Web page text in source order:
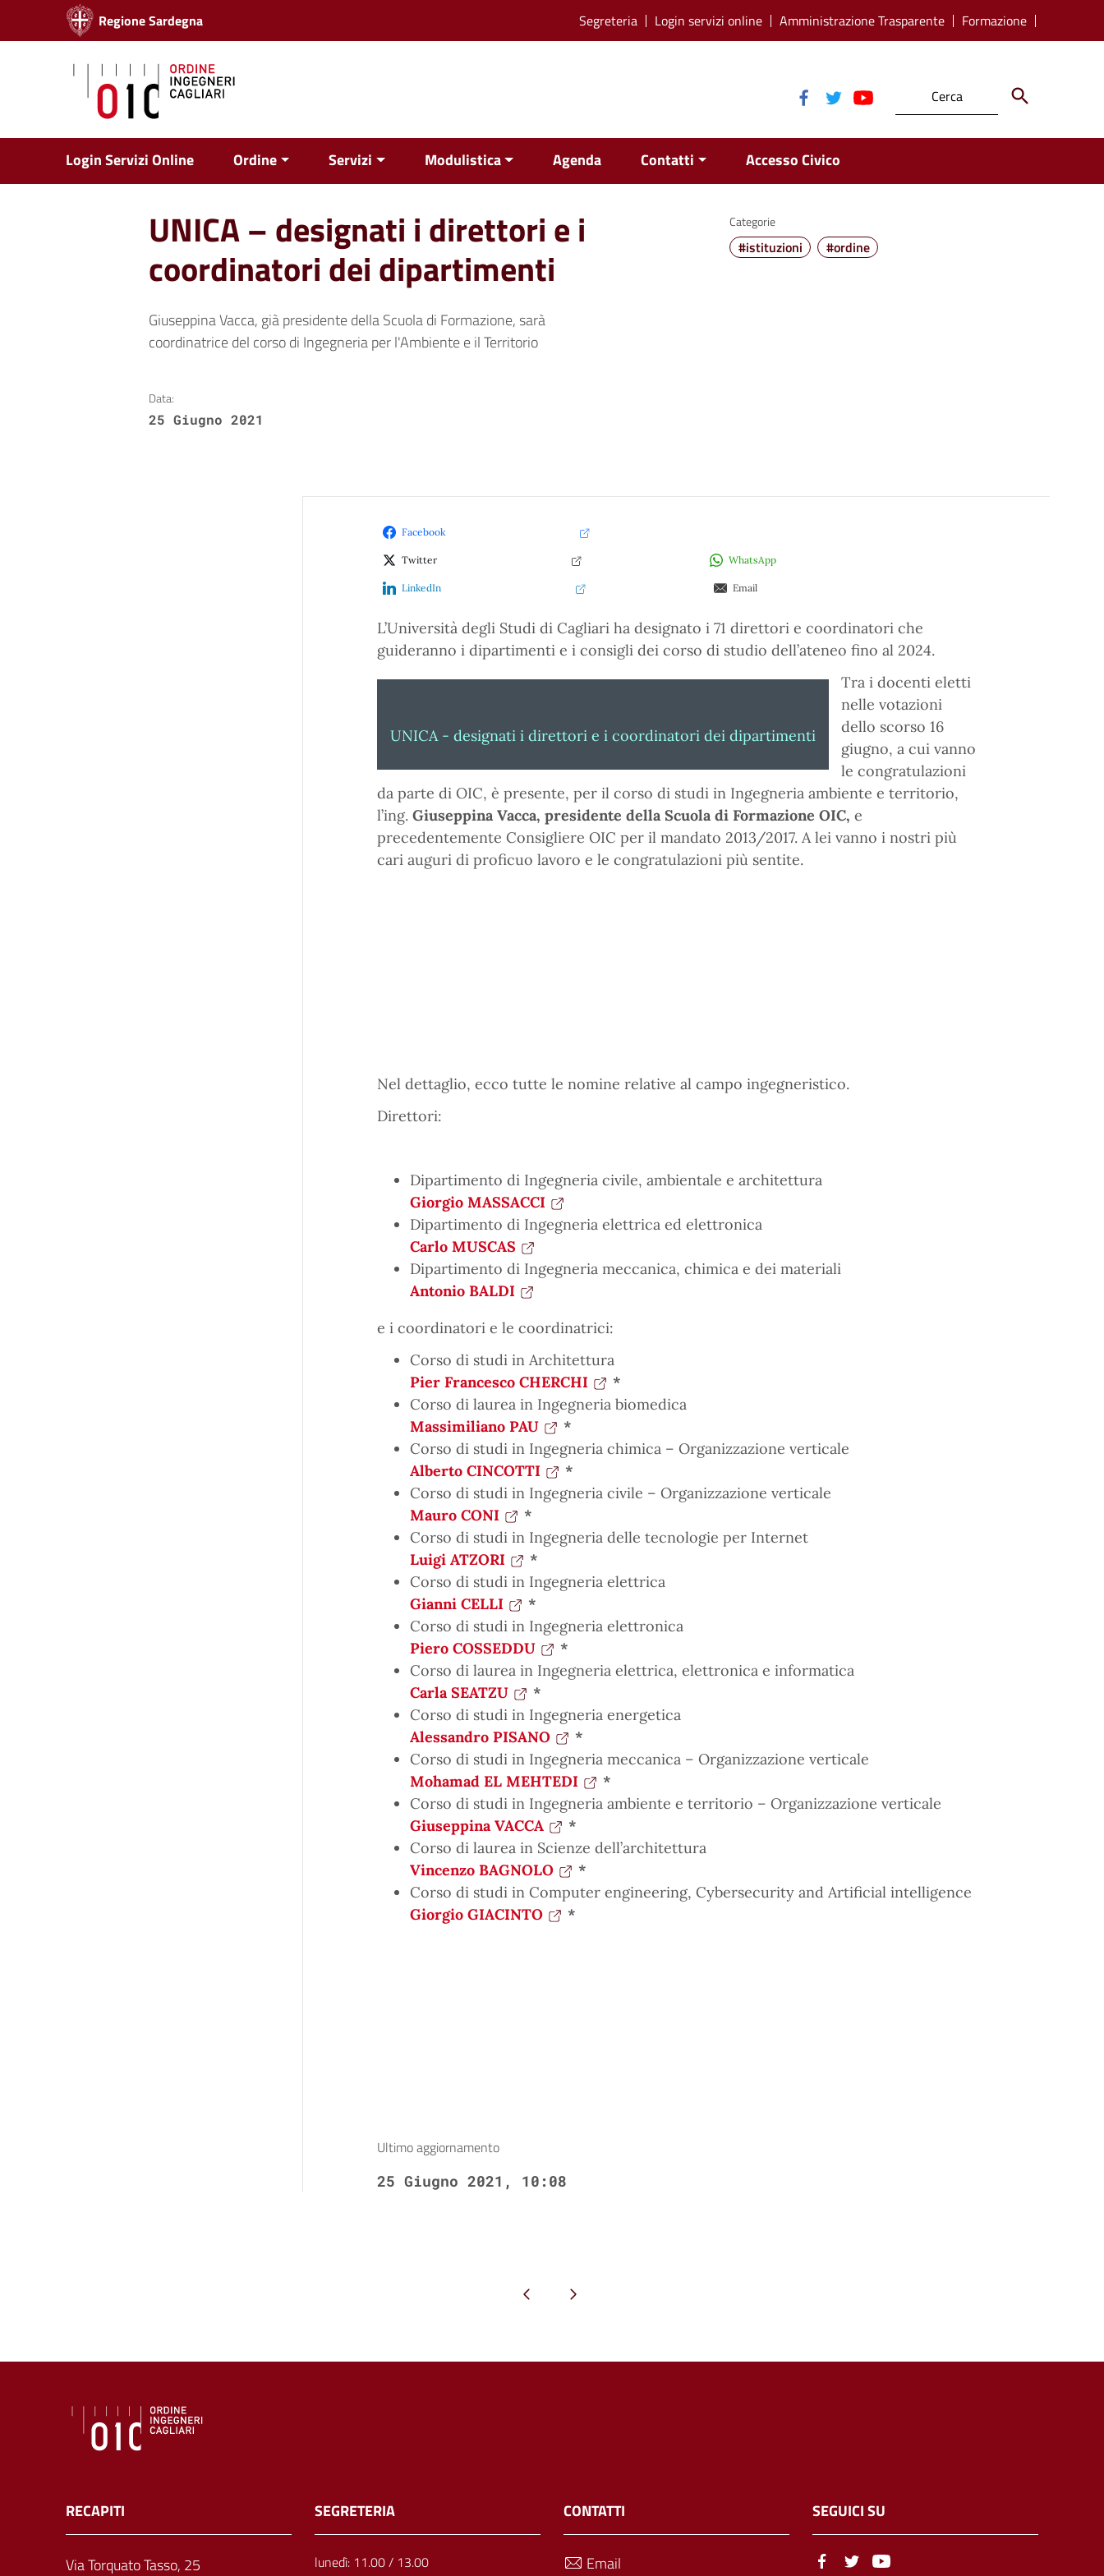
Vai ai contenuti
Vai al menu di navigazione
Regione Sardegna Segreteria Login servizi online Amministrazione Trasparente Formazione
Login Servizi Online Ordine Servizi Modulistica Agenda Contatti Accesso Civico
UNICA – designati i direttori e i
coordinatori dei dipartimenti
Giuseppina Vacca, già presidente della Scuola di Formazione, sarà
coordinatrice del corso di Ingegneria per l'Ambiente e il Territorio
Categorie
#istituzioni #ordine
Data:
25 Giugno 2021
Facebook
Twitter WhatsApp
LinkedIn Email
L’Università degli Studi di Cagliari ha designato i 71 direttori e coordinatori che
guideranno i dipartimenti e i consigli dei corso di studio dell’ateneo fino al 2024.
UNICA - designati i direttori e i coordinatori dei dipartimenti
Tra i docenti eletti
nelle votazioni
dello scorso 16
giugno, a cui vanno
le congratulazioni
da parte di OIC, è presente, per il corso di studi in Ingegneria ambiente e territorio,
l’ing. Giuseppina Vacca, presidente della Scuola di Formazione OIC, e
precedentemente Consigliere OIC per il mandato 2013/2017. A lei vanno i nostri più
cari auguri di proficuo lavoro e le congratulazioni più sentite.
Nel dettaglio, ecco tutte le nomine relative al campo ingegneristico.
Direttori:
Dipartimento di Ingegneria civile, ambientale e architettura
Giorgio MASSACCI
Dipartimento di Ingegneria elettrica ed elettronica
Carlo MUSCAS
Dipartimento di Ingegneria meccanica, chimica e dei materiali
Antonio BALDI
e i coordinatori e le coordinatrici:
Corso di studi in Architettura
Pier Francesco CHERCHI
*
Corso di laurea in Ingegneria biomedica
Massimiliano PAU
*
Corso di studi in Ingegneria chimica – Organizzazione verticale
Alberto CINCOTTI
*
Corso di studi in Ingegneria civile – Organizzazione verticale
Mauro CONI
*
Corso di studi in Ingegneria delle tecnologie per Internet
Luigi ATZORI
*
Corso di studi in Ingegneria elettrica
Gianni CELLI
*
Corso di studi in Ingegneria elettronica
Piero COSSEDDU
*
Corso di laurea in Ingegneria elettrica, elettronica e informatica
Carla SEATZU
*
Corso di studi in Ingegneria energetica
Alessandro PISANO
*
Corso di studi in Ingegneria meccanica – Organizzazione verticale
Mohamad EL MEHTEDI
*
Corso di studi in Ingegneria ambiente e territorio – Organizzazione verticale
Giuseppina VACCA
*
Corso di laurea in Scienze dell’architettura
Vincenzo BAGNOLO
*
Corso di studi in Computer engineering, Cybersecurity and Artificial intelligence
Giorgio GIACINTO
*
Ultimo aggiornamento
25 Giugno 2021, 10:08
Pagina precedentePagina successiva
RECAPITI
Via Torquato Tasso, 25
SEGRETERIA
lunedì: 11.00 / 13.00
CONTATTI
Email
SEGUICI SU